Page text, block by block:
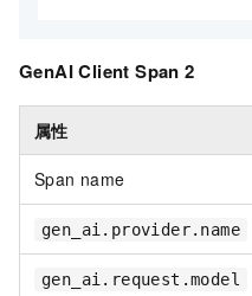
GenAI Client Span 2
属性
Span name
gen_ai.provider.name
gen_ai.request.model